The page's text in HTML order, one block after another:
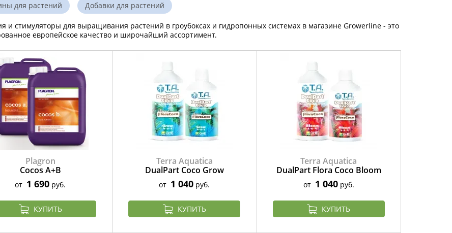
для растений Добавки для растений
и стимуляторы для выращивания растений в гроубоксах и гидропонных системах в магазине Growerline - это
европейское качество и широчайший ассортимент.
Plagron
Cocos A+B
от 1 690 руб.
КУПИТЬ
Terra Aquatica
DualPart Coco Grow
от 1 040 руб.
КУПИТЬ
Terra Aquatica
DualPart Flora Coco Bloom
от 1 040руб.
КУПИТЬ